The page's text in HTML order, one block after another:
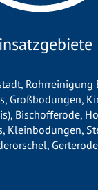
, Rohrreinigung
, Großbodungen,
, Bischofferode,
, Kleinbodungen,
, Gerterode